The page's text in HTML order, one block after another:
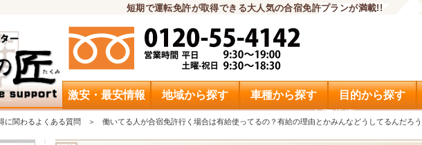
短期で運転免許が取得できる大人気の合宿免許プランが満載!!
激安・最安情報 地域から探す 車種から探す 目的から探す
に関わるよくある質問 働いてる人が合宿免許行く場合は有給使ってるの？有給の理由とかみんなどうしてるんだろう